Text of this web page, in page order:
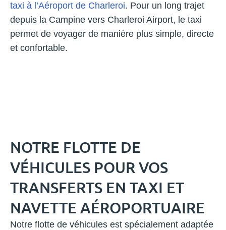
taxi à l’Aéroport de Charleroi. Pour un long trajet
depuis la Campine vers Charleroi Airport, le taxi
permet de voyager de manière plus simple, directe
et confortable.
NOTRE FLOTTE DE
VÉHICULES POUR VOS
TRANSFERTS EN TAXI ET
NAVETTE AÉROPORTUAIRE
Notre flotte de véhicules est spécialement adaptée